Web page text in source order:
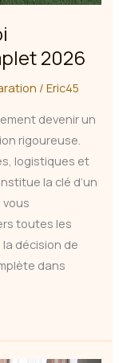
2026
/Eric45
devenir un
rigoureuse.
logistiques et
la clé d’un
toutes les
décision de
dans